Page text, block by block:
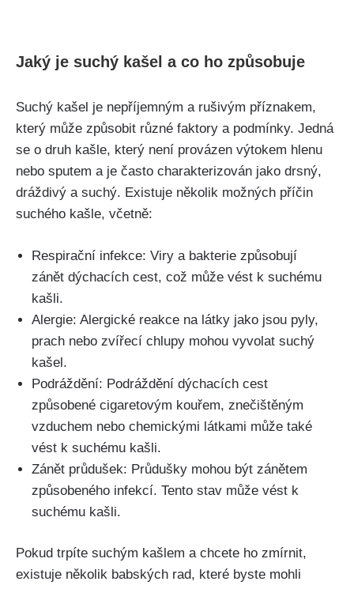
Jaký je suchý kašel a‍ co ho‍ způsobuje
Suchý kašel je nepříjemným a⁢ rušivým příznakem,
který může⁢ způsobit různé ‌faktory a ‍podmínky. Jedná
se ​o druh ‌kašle, který není⁤ provázen výtokem hlenu‍
nebo sputem a‌ je často charakterizován jako drsný,
dráždivý a suchý. Existuje několik možných příčin
suchého kašle, včetně:
Respirační infekce: Viry a bakterie způsobují
zánět⁢ dýchacích cest, což může vést k suchému
kašli.
Alergie: Alergické reakce na látky jako jsou pyly,
prach nebo ‌zvířecí ​chlupy mohou vyvolat‌ suchý
kašel.
Podráždění: Podráždění dýchacích cest⁤
způsobené cigaretovým kouřem, znečištěným
vzduchem nebo chemickými‌ látkami může také
vést k suchému kašli.
Zánět průdušek: Průdušky mohou být zánětem
způsobeného infekcí. Tento stav⁤ může vést k
suchému kašli.
Pokud⁤ trpíte suchým kašlem⁣ a chcete ho zmírnit,
⁣existuje‌ několik⁤ babských⁢ rad, které byste ⁢mohli